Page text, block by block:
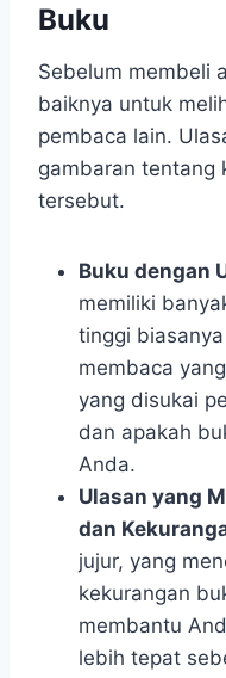
Buku
Sebelum membeli
baiknya untuk
pembaca lain.
gambaran tentang
tersebut.
Buku dengan
memiliki
tinggi
membaca
yang disukai
dan apakah
Anda.
Ulasan yang
dan
jujur, yang
kekurangan
membantu
lebih tepat